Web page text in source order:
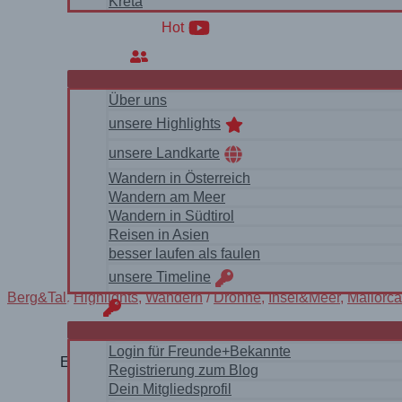
Hot
Über uns
unsere Highlights
unsere Landkarte
Wandern in Österreich
Wandern am Meer
Wandern in Südtirol
Reisen in Asien
besser laufen als faulen
unsere Timeline
login
Login für Freunde+Bekannte
Registrierung zum Blog
Dein Mitgliedsprofil
Berg&Tal ,Highlights,Wandern/Drohne,Insel&Meer,Mallorca
Ein einsamer Küstenweg, Drohne und starker Wind,